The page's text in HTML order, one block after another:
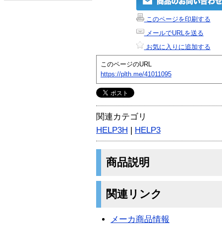
このページを印刷する
メールでURLを送る
お気に入りに追加する
このページのURL
https://plth.me/41011095
関連カテゴリ
HELP3H | HELP3
商品説明
関連リンク
メーカ商品情報